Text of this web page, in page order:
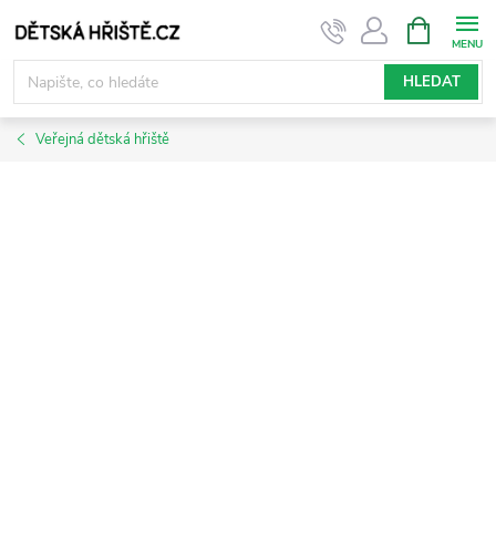
na
obsah
HLEDAT
NÁKUPNÍ
KOŠÍK
Veřejná dětská hřiště